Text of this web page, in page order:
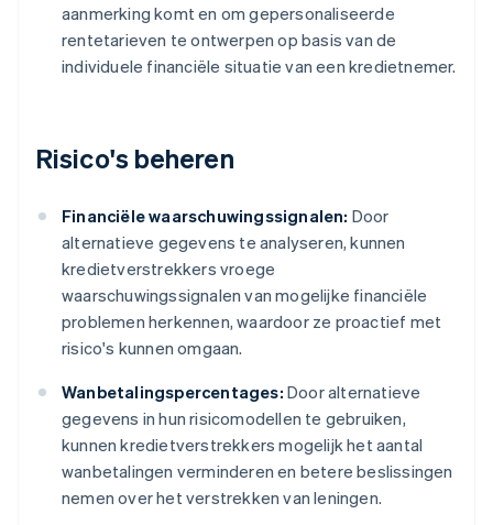
aanmerking komt en om gepersonaliseerde
rentetarieven te ontwerpen op basis van de
individuele financiële situatie van een kredietnemer.
Risico's beheren
Financiële waarschuwingssignalen: Door
alternatieve gegevens te analyseren, kunnen
kredietverstrekkers vroege
waarschuwingssignalen van mogelijke financiële
problemen herkennen, waardoor ze proactief met
risico's kunnen omgaan.
Wanbetalingspercentages: Door alternatieve
gegevens in hun risicomodellen te gebruiken,
kunnen kredietverstrekkers mogelijk het aantal
wanbetalingen verminderen en betere beslissingen
nemen over het verstrekken van leningen.